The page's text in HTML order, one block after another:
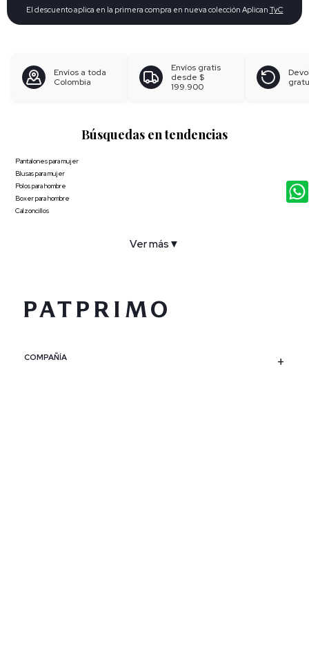
El descuento aplica en la primera compra en nueva colección Aplican TyC
Envíos a toda
Colombia
Envíos gratis
desde $
199.900
Búsquedas en tendencias
Pantalones para mujer
Blusas para mujer
Polos para hombre
Boxer para hombre
Calzoncillos
Ver más ▼
COMPAÑÍA